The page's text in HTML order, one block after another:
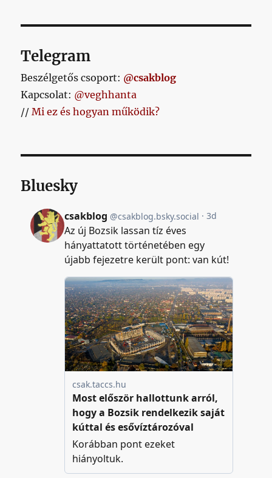
bejegyzéshez
Telegram
Beszélgetős csoport: @csakblog
Kapcsolat: @veghhanta
//Mi ez és hogyan működik?
Bluesky